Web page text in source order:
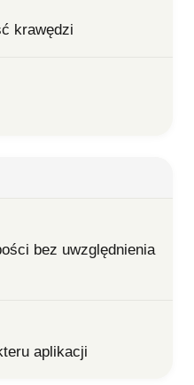
krawędzi
bez uwzględnienia
aplikacji